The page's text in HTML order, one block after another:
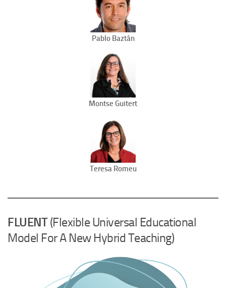
Pablo Baztán
Montse Guitert
Teresa Romeu
FLUENT(Flexible Universal Educational
Model For A New Hybrid Teaching)